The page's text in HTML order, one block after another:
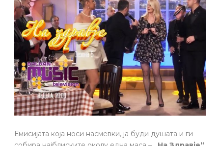
Емисијата која носи насмевки, ја буди душата и ги